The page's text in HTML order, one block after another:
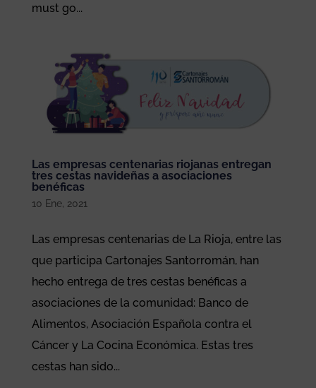
must go...
Las empresas centenarias riojanas entregan
tres cestas navideñas a asociaciones
benéficas
10 Ene, 2021
Las empresas centenarias de La Rioja, entre las
que participa Cartonajes Santorromán, han
hecho entrega de tres cestas benéficas a
asociaciones de la comunidad: Banco de
Alimentos, Asociación Española contra el
Cáncer y La Cocina Económica. Estas tres
cestas han sido...